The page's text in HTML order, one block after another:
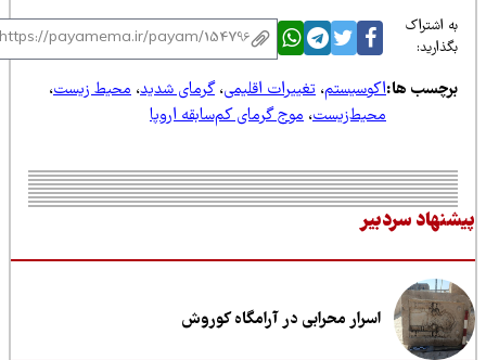
اشتراک
ها:اکوسیستم،تغییرات اقلیمی،گرمای شدید،محیط زیست،
محیط‌زیست،موج گرمای کم‌سابقه اروپا
سردبیر
اسرار محرابی در آرامگاه کوروش